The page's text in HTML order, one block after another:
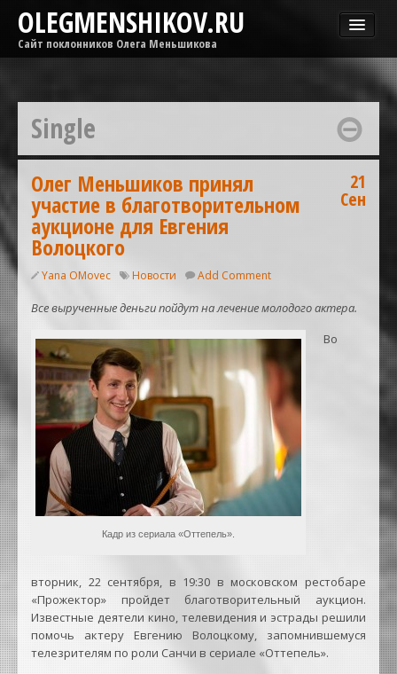
OLEGMENSHIKOV.RU
Сайт поклонников Олега Меньшикова
Афиша
Гастроли
Медиа
ОМГ
Фильмы
Single
Олег Меньшиков принял
участие в благотворительном
аукционе для Евгения
Волоцкого
Yana OMovec Новости Add Comment
21
Сен
Все вырученные деньги пойдут на лечение молодого актера.
Кадр из сериала «Оттепель».
Во
вторник, 22 сентября, в 19:30 в московском рестобаре
«Прожектор» пройдет благотворительный аукцион.
Известные деятели кино, телевидения и эстрады решили
помочь актеру Евгению Волоцкому, запомнившемуся
телезрителям по роли Санчи в сериале «Оттепель».